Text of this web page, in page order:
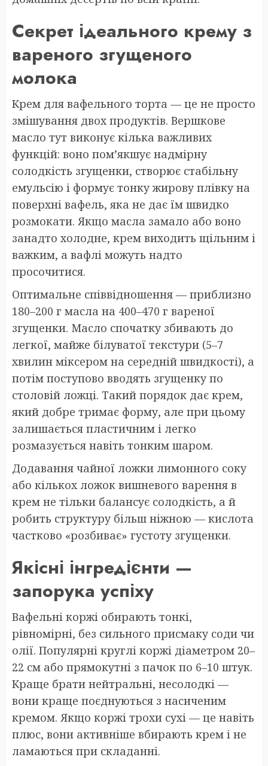
Секрет ідеального крему з
вареного згущеного
молока
Крем для вафельного торта — це не просто
змішування двох продуктів. Вершкове
масло тут виконує кілька важливих
функцій: воно пом’якшує надмірну
солодкість згущенки, створює стабільну
емульсію і формує тонку жирову плівку на
поверхні вафель, яка не дає їм швидко
розмокати. Якщо масла замало або воно
занадто холодне, крем виходить щільним і
важким, а вафлі можуть надто
просочитися.
Оптимальне співвідношення — приблизно
180–200 г масла на 400–470 г вареної
згущенки. Масло спочатку збивають до
легкої, майже білуватої текстури (5–7
хвилин міксером на середній швидкості), а
потім поступово вводять згущенку по
столовій ложці. Такий порядок дає крем,
який добре тримає форму, але при цьому
залишається пластичним і легко
розмазується навіть тонким шаром.
Додавання чайної ложки лимонного соку
або кількох ложок вишневого варення в
крем не тільки балансує солодкість, а й
робить структуру більш ніжною — кислота
частково «розбиває» густоту згущенки.
Якісні інгредієнти —
запорука успіху
Вафельні коржі обирають тонкі,
рівномірні, без сильного присмаку соди чи
олії. Популярні круглі коржі діаметром 20–
22 см або прямокутні з пачок по 6–10 штук.
Краще брати нейтральні, несолодкі —
вони краще поєднуються з насиченим
кремом. Якщо коржі трохи сухі — це навіть
плюс, вони активніше вбирають крем і не
ламаються при складанні.